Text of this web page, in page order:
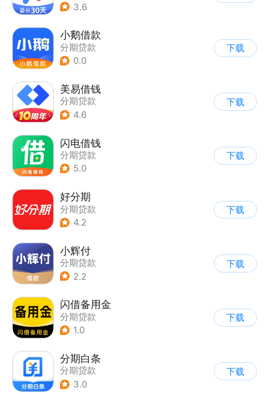
3.6
小鹅借款
分期贷款
0.0
下载
美易借钱
分期贷款
4.6
下载
闪电借钱
分期贷款
5.0
下载
好分期
分期贷款
4.2
下载
小辉付
分期贷款
2.2
下载
闪借备用金
分期贷款
1.0
下载
分期白条
分期贷款
3.0
下载